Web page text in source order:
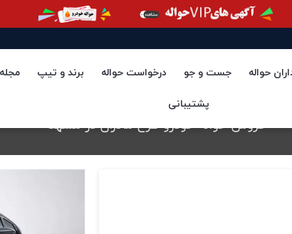
حواله جست و جو درخواست حواله برند و تیپ مجله
پشتیبانی
فروش حواله خودرو طرح مادران در مشهد